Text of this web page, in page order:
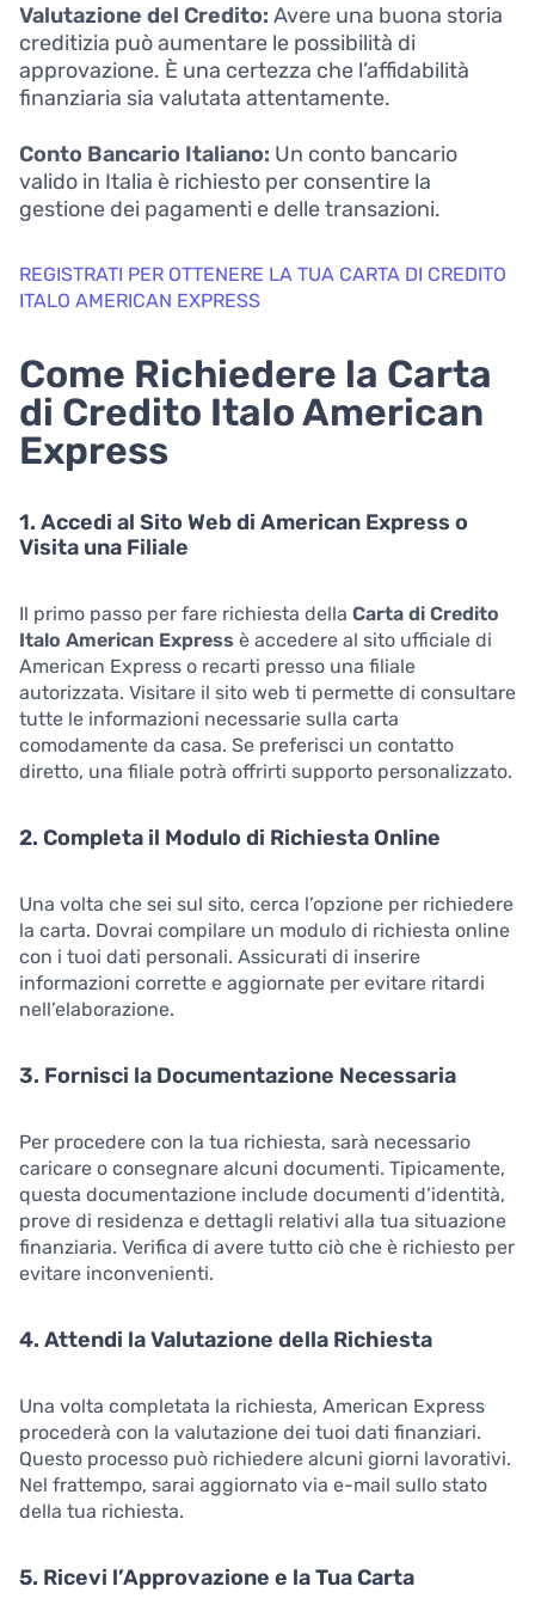
Valutazione del Credito: Avere una buona storia
creditizia può aumentare le possibilità di
approvazione. È una certezza che l’affidabilità
finanziaria sia valutata attentamente.
Conto Bancario Italiano: Un conto bancario
valido in Italia è richiesto per consentire la
gestione dei pagamenti e delle transazioni.
REGISTRATI PER OTTENERE LA TUA CARTA DI CREDITO
ITALO AMERICAN EXPRESS
Come Richiedere la Carta
di Credito Italo American
Express
1. Accedi al Sito Web di American Express o
Visita una Filiale
Il primo passo per fare richiesta della Carta di Credito
Italo American Express è accedere al sito ufficiale di
American Express o recarti presso una filiale
autorizzata. Visitare il sito web ti permette di consultare
tutte le informazioni necessarie sulla carta
comodamente da casa. Se preferisci un contatto
diretto, una filiale potrà offrirti supporto personalizzato.
2. Completa il Modulo di Richiesta Online
Una volta che sei sul sito, cerca l’opzione per richiedere
la carta. Dovrai compilare un modulo di richiesta online
con i tuoi dati personali. Assicurati di inserire
informazioni corrette e aggiornate per evitare ritardi
nell’elaborazione.
3. Fornisci la Documentazione Necessaria
Per procedere con la tua richiesta, sarà necessario
caricare o consegnare alcuni documenti. Tipicamente,
questa documentazione include documenti d’identità,
prove di residenza e dettagli relativi alla tua situazione
finanziaria. Verifica di avere tutto ciò che è richiesto per
evitare inconvenienti.
4. Attendi la Valutazione della Richiesta
Una volta completata la richiesta, American Express
procederà con la valutazione dei tuoi dati finanziari.
Questo processo può richiedere alcuni giorni lavorativi.
Nel frattempo, sarai aggiornato via e-mail sullo stato
della tua richiesta.
5. Ricevi l’Approvazione e la Tua Carta